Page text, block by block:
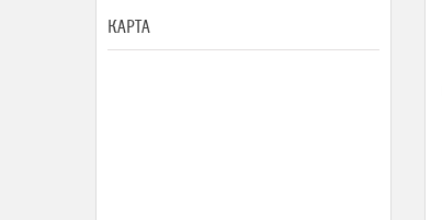
КАРТА